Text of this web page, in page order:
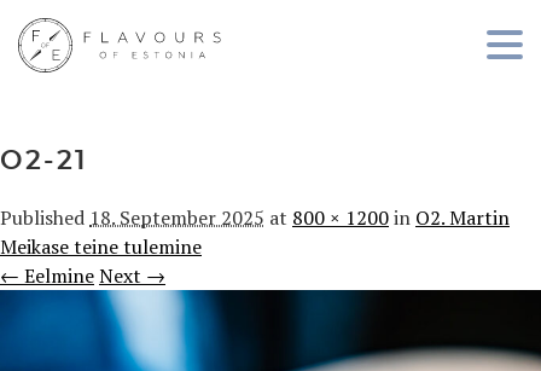
O2-21
Published 18. September 2025 at 800 × 1200in O2. Martin
Meikase teine tulemine
← EelmineNext →